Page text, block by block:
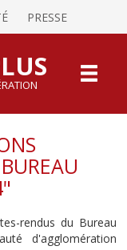
PRESSE
rendus du Bureau
d'agglomération